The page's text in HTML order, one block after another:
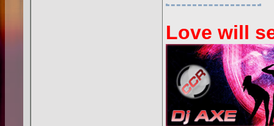
Love will